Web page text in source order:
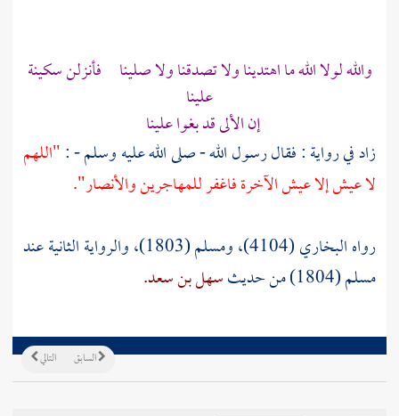
والله لولا الله ما اهتدينا ولا تصدقنا ولا صلينا فأنزلن سكينة
علينا
إن الألى قد بغوا علينا
زاد في رواية : فقال رسول الله - صلى الله عليه وسلم - :"اللهم
لا عيش إلا عيش الآخرة فاغفر للمهاجرين والأنصار".
رواه البخاري (4104)، ومسلم (1803)، والرواية الثانية عند
مسلم (1804) من حديث
سهل بن سعد.
التالي السابق